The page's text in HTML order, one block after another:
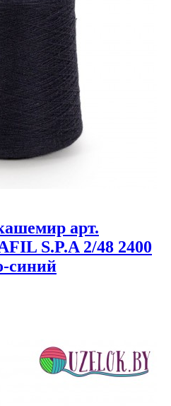
арт.
S.P.A 2/48 2400
синий